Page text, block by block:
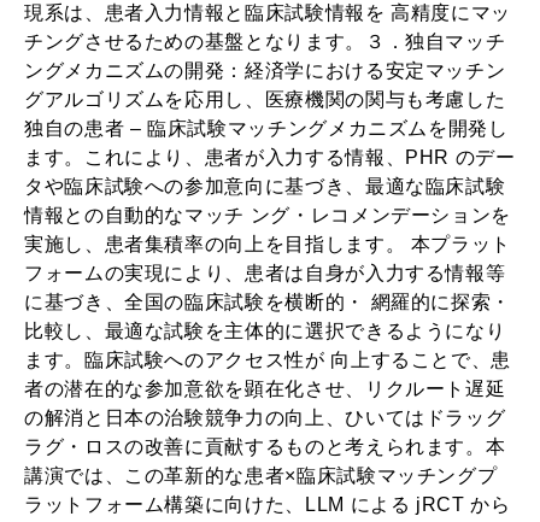
現系は、患者入力情報と臨床試験情報を 高精度にマッ
チングさせるための基盤となります。３．独自マッチ
ングメカニズムの開発：経済学における安定マッチン
グアルゴリズムを応用し、医療機関の関与も考慮した
独自の患者 – 臨床試験マッチングメカニズムを開発し
ます。これにより、患者が入力する情報、PHR のデー
タや臨床試験への参加意向に基づき、最適な臨床試験
情報との自動的なマッチ ング・レコメンデーションを
実施し、患者集積率の向上を目指します。 本プラット
フォームの実現により、患者は自身が入力する情報等
に基づき、全国の臨床試験を横断的・ 網羅的に探索・
比較し、最適な試験を主体的に選択できるようになり
ます。臨床試験へのアクセス性が 向上することで、患
者の潜在的な参加意欲を顕在化させ、リクルート遅延
の解消と日本の治験競争力の向上、ひいてはドラッグ
ラグ・ロスの改善に貢献するものと考えられます。本
講演では、この革新的な患者×臨床試験マッチングプ
ラットフォーム構築に向けた、LLM による jRCT から